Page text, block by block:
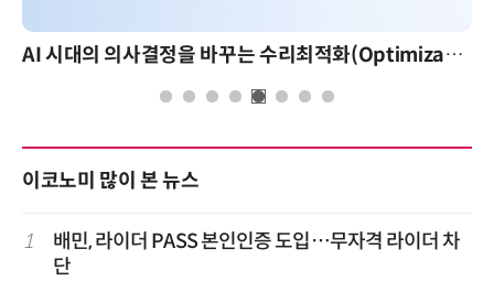
AI 시대의 의사결정을 바꾸는 수리최적화(Optimization): 실제 산업 적용 사례와 활용 전략
이코노미 많이 본 뉴스
1
배민, 라이더 PASS 본인인증 도입…무자격 라이더 차
단